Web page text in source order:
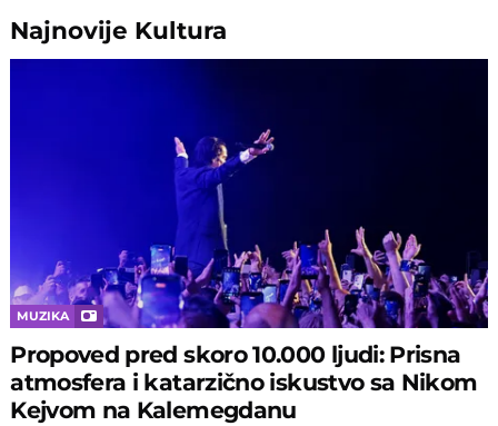
Najnovije Kultura
MUZIKA
Propoved pred skoro 10.000 ljudi: Prisna
atmosfera i katarzično iskustvo sa Nikom
Kejvom na Kalemegdanu